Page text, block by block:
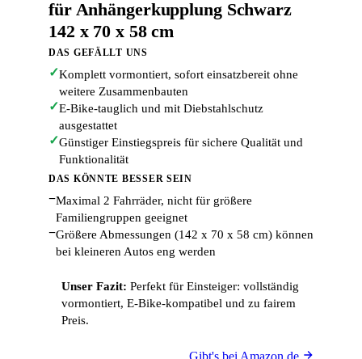
für Anhängerkupplung Schwarz
142 x 70 x 58 cm
DAS GEFÄLLT UNS
✓Komplett vormontiert, sofort einsatzbereit ohne
weitere Zusammenbauten
✓E-Bike-tauglich und mit Diebstahlschutz
ausgestattet
✓Günstiger Einstiegspreis für sichere Qualität und
Funktionalität
DAS KÖNNTE BESSER SEIN
−Maximal 2 Fahrräder, nicht für größere
Familiengruppen geeignet
−Größere Abmessungen (142 x 70 x 58 cm) können
bei kleineren Autos eng werden
Unser Fazit: Perfekt für Einsteiger: vollständig
vormontiert, E-Bike-kompatibel und zu fairem
Preis.
Gibt's bei Amazon.de